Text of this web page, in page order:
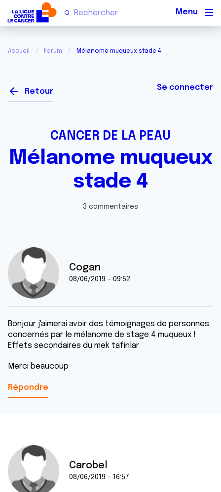
Accueil Forum Mélanome muqueux stade 4
Retour Se connecter
CANCER DE LA PEAU
Mélanome muqueux
stade 4
3 commentaires
Cogan
08/06/2019 - 09:52
Bonjour j'aimerai avoir des témoignages de personnes
concernés par le mélanome de stage 4 muqueux !
Effets secondaires du mek tafinlar
Merci beaucoup
Répondre
Carobel
08/06/2019 - 16:57